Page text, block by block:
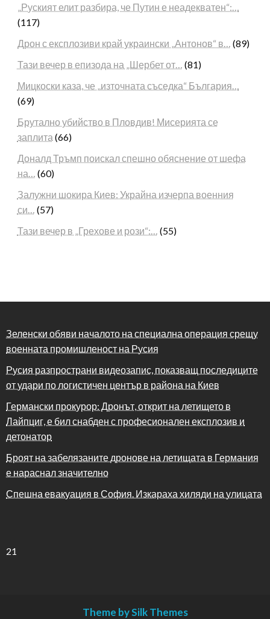
„Руският елит разбира, че Путин е неадекватен“:…
(117)
Дрон с експлозиви край украински „Антонов“ в… (89)
Тази вечер в епизода на „Шербет от… (81)
Мицкоски каза, че „източната съседка“ България…
(69)
Брутално убийство в Пловдив! Мисерията се
заплита (66)
Доналд Тръмп поискал спешно обяснение от шефа
на… (60)
Залужни шокира Киев: Украйна изчерпа военния
си… (57)
Тази вечер в „Грехове и рози“:… (55)
Зеленски обяви началото на специална операция срещу
военната промишленост на Русия
Русия разпространи видеозапис, показващ последиците
от удари по логистичен център в района на Киев
Германски прокурор: Дронът, открит на летището в
Лайпциг, е бил снабден с професионален експлозив и
детонатор
Броят на забелязаните дронове на летищата в Германия
е нараснал значително
Спешна евакуация в София. Изкараха хиляди на улицата
21
Theme by Silk Themes